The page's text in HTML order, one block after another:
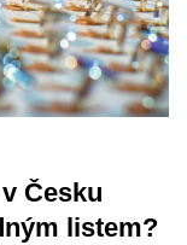
Česku
listem?